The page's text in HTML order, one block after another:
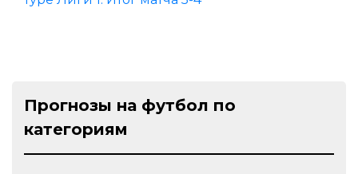
Прогнозы на футбол по
категориям